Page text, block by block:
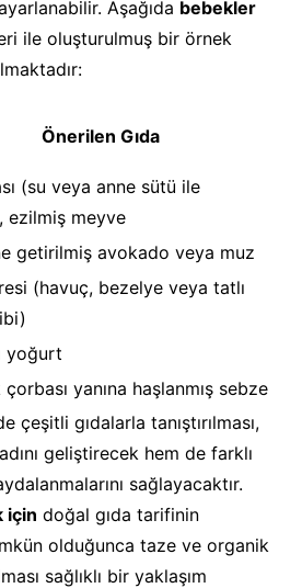
Aşağıda bebekler
ile oluşturulmuş bir örnek
Önerilen Gıda
(su veya anne sütü ile
ezilmiş meyve
getirilmiş avokado veya muz
(havuç, bezelye veya tatlı
yoğurt
yanına haşlanmış sebze
çeşitli gıdalarla tanıştırılması,
geliştirecek hem de farklı
sağlayacaktır.
için doğal gıda tarifinin
olduğunca taze ve organik
sağlıklı bir yaklaşım